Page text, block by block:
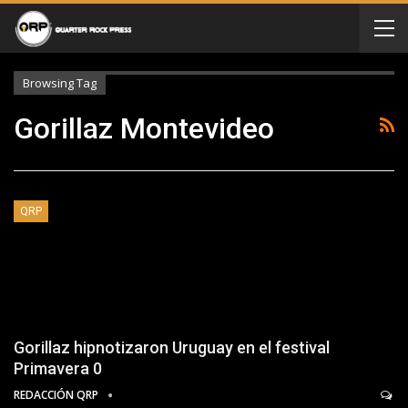
Browsing Tag
Gorillaz Montevideo
QRP
Gorillaz hipnotizaron Uruguay en el festival
Primavera 0
REDACCIÓN QRP